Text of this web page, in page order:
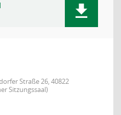
Straße 26, 40822
Sitzungssaal)